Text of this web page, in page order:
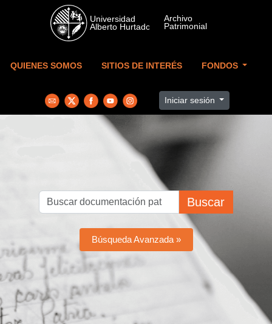
Skip to main content
QUIENES SOMOS SITIOS DE INTERÉS FONDOS
Iniciar sesión
Buscar
Búsqueda Avanzada »